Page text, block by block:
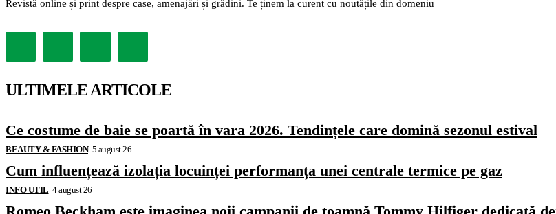
Revistă online și print despre case, amenajări și grădini. Te ținem la curent cu noutățile din domeniu
ULTIMELE ARTICOLE
Ce costume de baie se poartă în vara 2026. Tendințele care domină sezonul estival
BEAUTY & FASHION 5 august 26
Cum influențează izolația locuinței performanța unei centrale termice pe gaz
INFO UTIL 4 august 26